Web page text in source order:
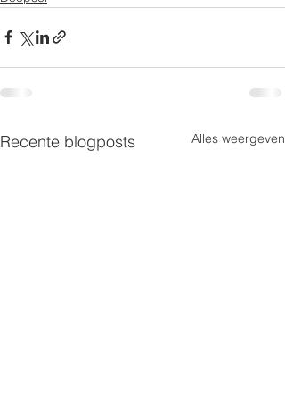
Recente blogposts Alles weergeven